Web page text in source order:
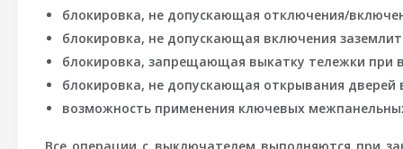
блокировка, не допускающая отключения/
блокировка, не допускающая включения
блокировка, запрещающая выкатку тележки при
блокировка, не допускающая открывания
возможность применения ключевых